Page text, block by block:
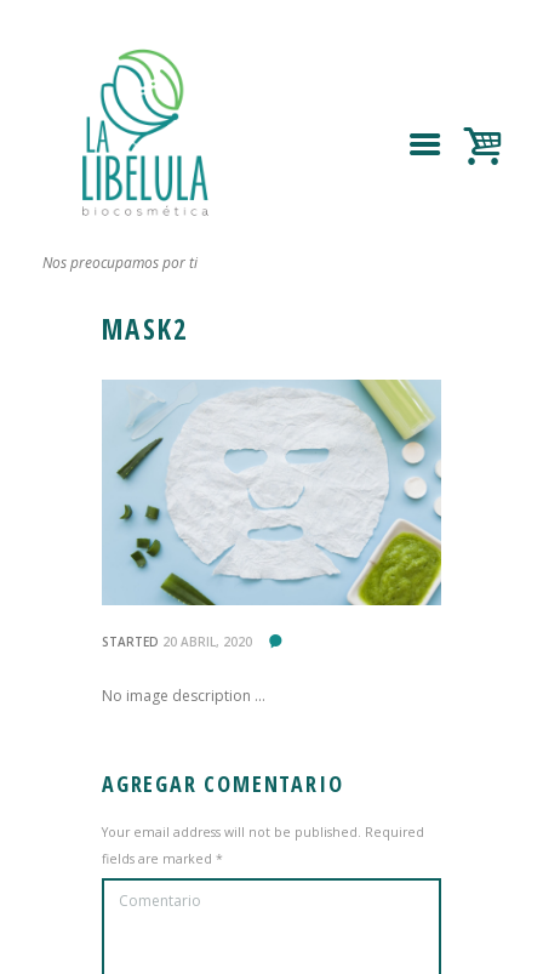
Nos preocupamos por ti
MASK2
STARTED 20 ABRIL, 2020
No image description ...
AGREGAR COMENTARIO
Your email address will not be published. Required
fields are marked *